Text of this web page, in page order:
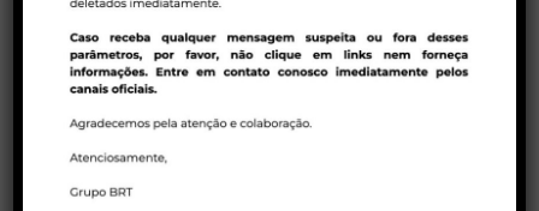
Réveillon
Terrestre
Treinamento
POSTS MAIS LIDOS
25/08/2023 | AGENTES DE VIAGENS